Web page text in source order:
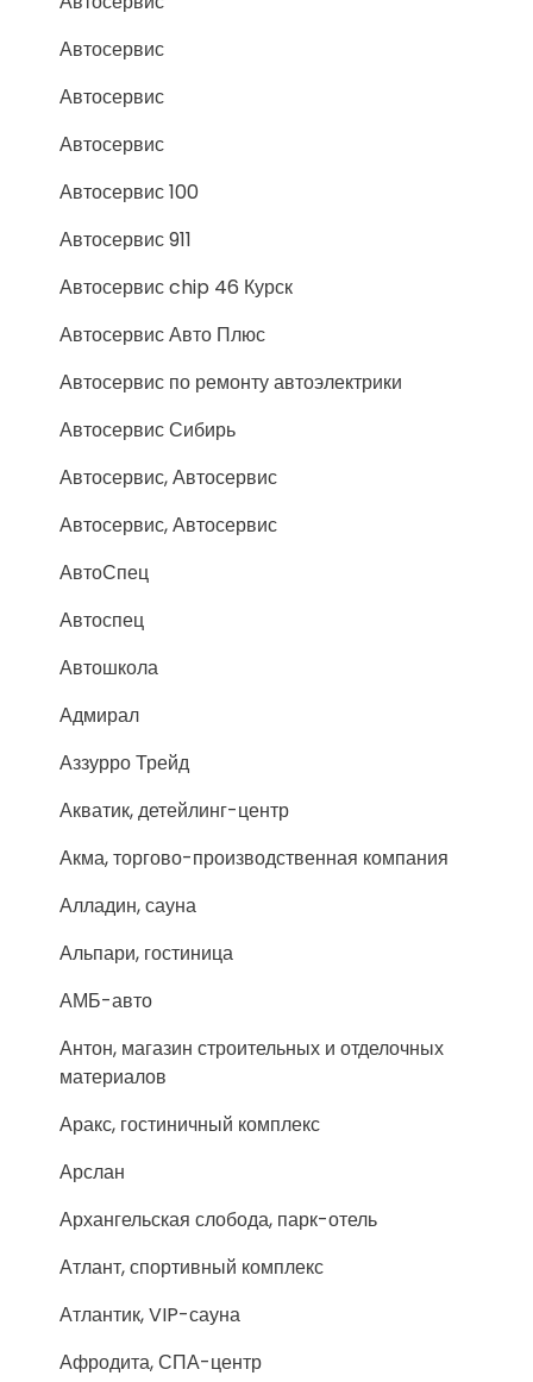
Автосервис
Автосервис
Автосервис
Автосервис 100
Автосервис 911
Автосервис chip 46 Курск
Автосервис Авто Плюс
Автосервис по ремонту автоэлектрики
Автосервис Сибирь
Автосервис, Автосервис
Автосервис, Автосервис
АвтоСпец
Автоспец
Автошкола
Адмирал
Аззурро Трейд
Акватик, детейлинг-центр
Акма, торгово-производственная компания
Алладин, сауна
Альпари, гостиница
АМБ-авто
Антон, магазин строительных и отделочных
материалов
Аракс, гостиничный комплекс
Арслан
Архангельская слобода, парк-отель
Атлант, спортивный комплекс
Атлантик, VIP-сауна
Афродита, СПА-центр